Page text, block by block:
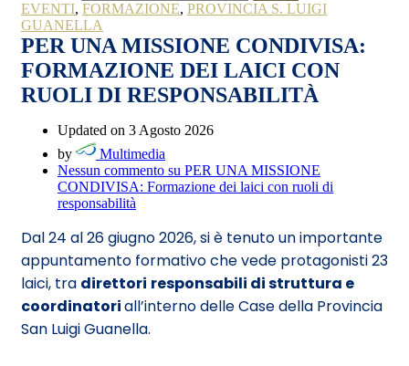
EVENTI, FORMAZIONE, PROVINCIA S. LUIGI
GUANELLA
PER UNA MISSIONE CONDIVISA:
FORMAZIONE DEI LAICI CON
RUOLI DI RESPONSABILITÀ
Updated on 3 Agosto 2026
by
Multimedia
Nessun commento su PER UNA MISSIONE
CONDIVISA: Formazione dei laici con ruoli di
responsabilità
Dal 24 al 26 giugno 2026, si è tenuto un importante
appuntamento formativo che vede protagonisti 23
laici, tra direttori responsabili di struttura e
coordinatoriall’interno delle Case della Provincia
San Luigi Guanella.